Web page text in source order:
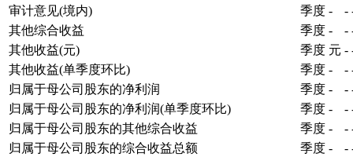
审计意见(境内)
季度 - -
其他综合收益
季度 - -
其他收益(元)
季度 元 -
其他收益(单季度环比)
季度 - -
归属于母公司股东的净利润
季度 - -
归属于母公司股东的净利润(单季度环比)
季度 - -
归属于母公司股东的其他综合收益
季度 - -
归属于母公司股东的综合收益总额
季度 - -